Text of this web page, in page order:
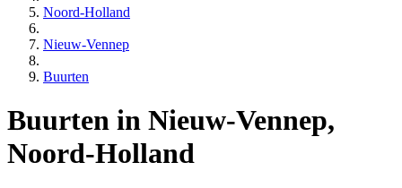
Noord-Holland
Nieuw-Vennep
Buurten
Buurten in Nieuw-Vennep,
Noord-Holland